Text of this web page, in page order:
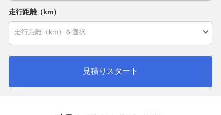
走行距離（km）
見積りスタート